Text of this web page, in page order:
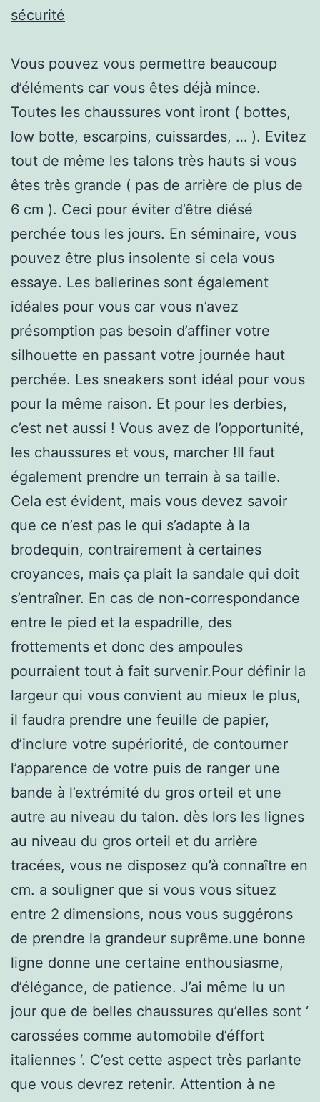
sécurité
Vous pouvez vous permettre beaucoup
d’éléments car vous êtes déjà mince.
Toutes les chaussures vont iront ( bottes,
low botte, escarpins, cuissardes, … ). Evitez
tout de même les talons très hauts si vous
êtes très grande ( pas de arrière de plus de
6 cm ). Ceci pour éviter d’être diésé
perchée tous les jours. En séminaire, vous
pouvez être plus insolente si cela vous
essaye. Les ballerines sont également
idéales pour vous car vous n’avez
présomption pas besoin d’affiner votre
silhouette en passant votre journée haut
perchée. Les sneakers sont idéal pour vous
pour la même raison. Et pour les derbies,
c’est net aussi ! Vous avez de l’opportunité,
les chaussures et vous, marcher !Il faut
également prendre un terrain à sa taille.
Cela est évident, mais vous devez savoir
que ce n’est pas le qui s’adapte à la
brodequin, contrairement à certaines
croyances, mais ça plait la sandale qui doit
s’entraîner. En cas de non-correspondance
entre le pied et la espadrille, des
frottements et donc des ampoules
pourraient tout à fait survenir.Pour définir la
largeur qui vous convient au mieux le plus,
il faudra prendre une feuille de papier,
d’inclure votre supériorité, de contourner
l’apparence de votre puis de ranger une
bande à l’extrémité du gros orteil et une
autre au niveau du talon. dès lors les lignes
au niveau du gros orteil et du arrière
tracées, vous ne disposez qu’à connaître en
cm. a souligner que si vous vous situez
entre 2 dimensions, nous vous suggérons
de prendre la grandeur suprême.une bonne
ligne donne une certaine enthousiasme,
d’élégance, de patience. J’ai même lu un
jour que de belles chaussures qu’elles sont ‘
carossées comme automobile d’éffort
italiennes ‘. C’est cette aspect très parlante
que vous devrez retenir. Attention à ne